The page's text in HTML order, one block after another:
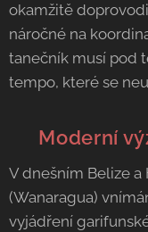
okamžitě
náročné na
tanečník musí pod
tempo, které se
🌟 Moderní
V dnešním Belize a
(Wanaragua)
vyjádření